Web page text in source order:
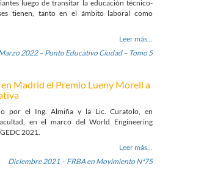
luego de transitar la educación técnico-
tienen, tanto en el ámbito laboral como
Leer más…
2022 – Punto Educativo Ciudad – Tomo 5
Madrid el Premio Lueny Morell a
por el Ing. Almiña y la Lic. Curatolo, en
en el marco del World Engineering
2021.
Leer más…
Diciembre 2021 – FRBA en Movimiento Nª75